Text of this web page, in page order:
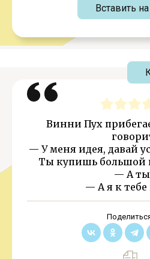
Вставить
Винни Пух
— У меня идея, давай
Ты купишь большой
— А
— А я к тебе